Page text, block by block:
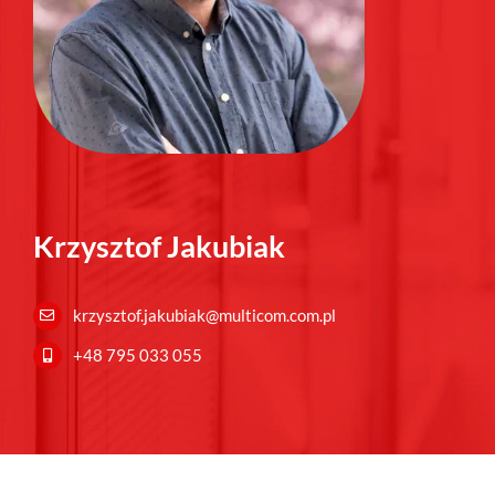
Krzysztof Jakubiak
krzysztof.jakubiak@multicom.com.pl
+48 795 033 055